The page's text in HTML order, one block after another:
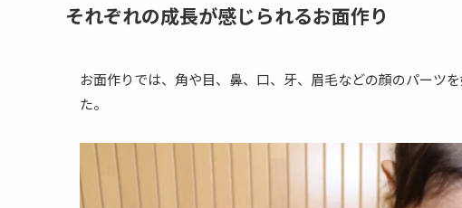
それぞれの成長が感じられるお面作り
お面作りでは、角や目、鼻、口、牙、眉毛などの顔のパーツ
た。